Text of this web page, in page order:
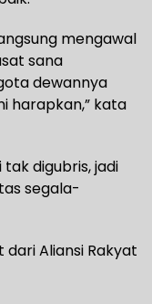
mengawal
sana
dewannya
harapkan,” kata
digubris, jadi
segala-
Aliansi Rakyat